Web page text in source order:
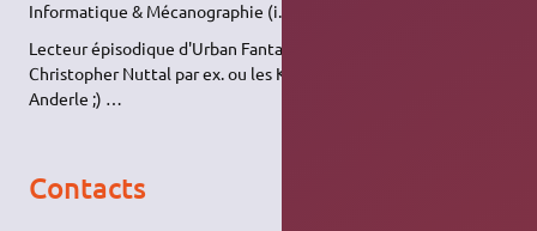
Informatique & Mécanographie (i.e. assemblage des systèmes)
Lecteur épisodique d'Urban Fantasy : les Schooled In Magic de
Christopher Nuttal par ex. ou les Kurtherian Gambit de Michael
Anderle ;) …
Contacts